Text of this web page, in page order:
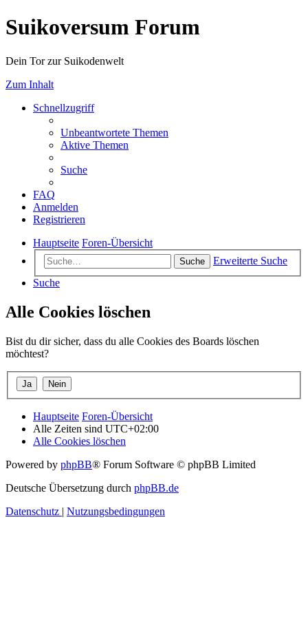
Suikoversum Forum
Dein Tor zur Suikodenwelt
Zum Inhalt
Schnellzugriff
Unbeantwortete Themen
Aktive Themen
Suche
FAQ
Anmelden
Registrieren
Hauptseite Foren-Übersicht
Suche
Erweiterte Suche
Suche
Alle Cookies löschen
Bist du dir sicher, dass du alle Cookies des Boards löschen
möchtest?
Hauptseite Foren-Übersicht
Alle Zeiten sind UTC+02:00
Alle Cookies löschen
Powered by phpBB® Forum Software © phpBB Limited
Deutsche Übersetzung durch phpBB.de
Datenschutz | Nutzungsbedingungen